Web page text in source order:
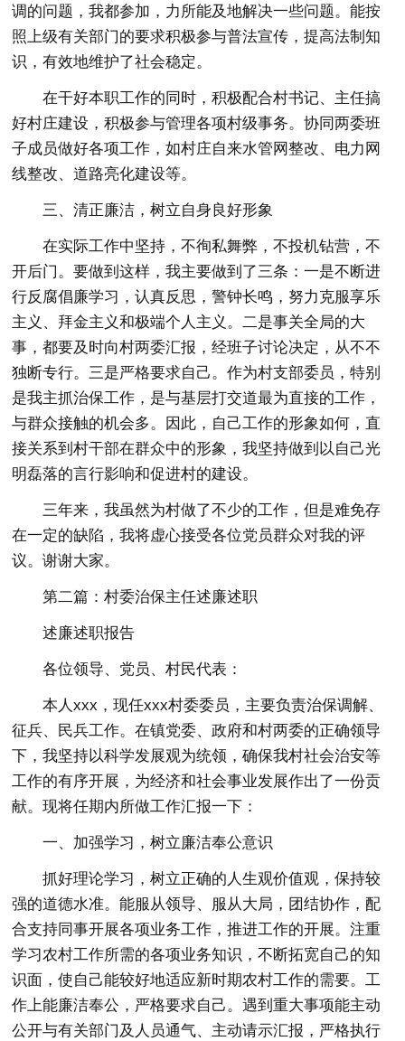
调的问题，我都参加，力所能及地解决一些问题。能按
照上级有关部门的要求积极参与普法宣传，提高法制知
识，有效地维护了社会稳定。
在干好本职工作的同时，积极配合村书记、主任搞
好村庄建设，积极参与管理各项村级事务。协同两委班
子成员做好各项工作，如村庄自来水管网整改、电力网
线整改、道路亮化建设等。
三、清正廉洁，树立自身良好形象
在实际工作中坚持，不徇私舞弊，不投机钻营，不
开后门。要做到这样，我主要做到了三条：一是不断进
行反腐倡廉学习，认真反思，警钟长鸣，努力克服享乐
主义、拜金主义和极端个人主义。二是事关全局的大
事，都要及时向村两委汇报，经班子讨论决定，从不不
独断专行。三是严格要求自己。作为村支部委员，特别
是我主抓治保工作，是与基层打交道最为直接的工作，
与群众接触的机会多。因此，自己工作的形象如何，直
接关系到村干部在群众中的形象，我坚持做到以自己光
明磊落的言行影响和促进村的建设。
三年来，我虽然为村做了不少的工作，但是难免存
在一定的缺陷，我将虚心接受各位党员群众对我的评
议。谢谢大家。
第二篇：村委治保主任述廉述职
述廉述职报告
各位领导、党员、村民代表：
本人xxx，现任xxx村委委员，主要负责治保调解、
征兵、民兵工作。在镇党委、政府和村两委的正确领导
下，我坚持以科学发展观为统领，确保我村社会治安等
工作的有序开展，为经济和社会事业发展作出了一份贡
献。现将任期内所做工作汇报一下：
一、加强学习，树立廉洁奉公意识
抓好理论学习，树立正确的人生观价值观，保持较
强的道德水准。能服从领导、服从大局，团结协作，配
合支持同事开展各项业务工作，推进工作的开展。注重
学习农村工作所需的各项业务知识，不断拓宽自己的知
识面，使自己能较好地适应新时期农村工作的需要。工
作上能廉洁奉公，严格要求自己。遇到重大事项能主动
公开与有关部门及人员通气、主动请示汇报，严格执行